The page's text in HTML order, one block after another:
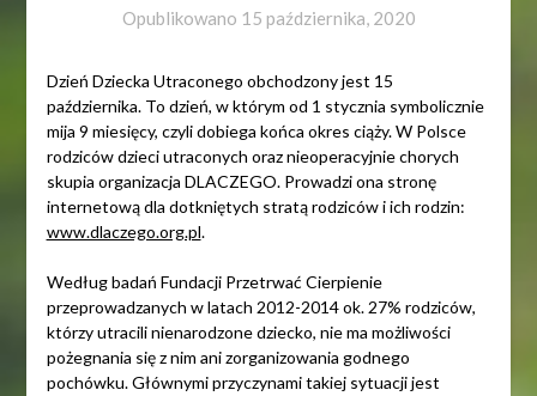
Opublikowano 15 października, 2020
Dzień Dziecka Utraconego obchodzony jest 15
października. To dzień, w którym od 1 stycznia symbolicznie
mija 9 miesięcy, czyli dobiega końca okres ciąży. W Polsce
rodziców dzieci utraconych oraz nieoperacyjnie chorych
skupia organizacja DLACZEGO. Prowadzi ona stronę
internetową dla dotkniętych stratą rodziców i ich rodzin:
www.dlaczego.org.pl.
Według badań Fundacji Przetrwać Cierpienie
przeprowadzanych w latach 2012-2014 ok. 27% rodziców,
którzy utracili nienarodzone dziecko, nie ma możliwości
pożegnania się z nim ani zorganizowania godnego
pochówku. Głównymi przyczynami takiej sytuacji jest